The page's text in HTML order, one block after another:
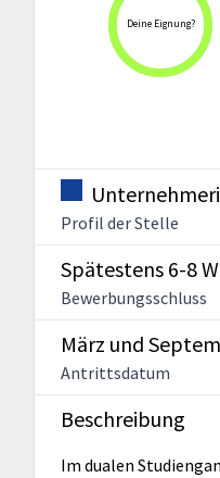
Deine Eignung?
Profil der Stelle
Spätestens 6-8
Bewerbungsschluss
März und
Antrittsdatum
Beschreibung
Im dualen